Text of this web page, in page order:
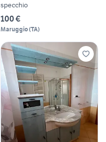
specchio
100 €
Maruggio(TA)